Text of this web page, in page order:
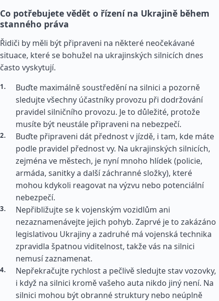
Co potřebujete vědět o řízení na Ukrajině během
stanného práva
Řidiči by měli být připraveni na některé neočekávané
situace, které se bohužel na ukrajinských silnicích dnes
často vyskytují.
Buďte maximálně soustředění na silnici a pozorně
sledujte všechny účastníky provozu při dodržování
pravidel silničního provozu. Je to důležité, protože
musíte být neustále připraveni na nebezpečí.
Buďte připraveni dát přednost v jízdě, i tam, kde máte
podle pravidel přednost vy. Na ukrajinských silnicích,
zejména ve městech, je nyní mnoho hlídek (policie,
armáda, sanitky a další záchranné složky), které
mohou kdykoli reagovat na výzvu nebo potenciální
nebezpečí.
Nepřibližujte se k vojenským vozidlům ani
nezaznamenávejte jejich pohyb. Zaprvé je to zakázáno
legislativou Ukrajiny a zadruhé má vojenská technika
zpravidla špatnou viditelnost, takže vás na silnici
nemusí zaznamenat.
Nepřekračujte rychlost a pečlivě sledujte stav vozovky,
i když na silnici kromě vašeho auta nikdo jiný není. Na
silnici mohou být obranné struktury nebo neúplně